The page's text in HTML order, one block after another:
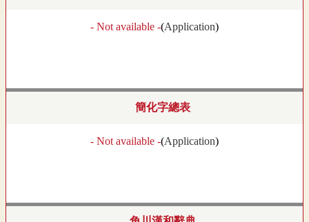
- Not available -(Application)
簡化字總表
- Not available -(Application)